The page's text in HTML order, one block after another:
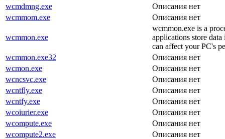
wcmdmng.exe
Описания нет
wcmmom.exe
Описания нет
wcmmon.exe
wcmmon.exe is a
applications store
can affect your PC's
wcmmon.exe32
Описания нет
wcmon.exe
Описания нет
wcncsvc.exe
Описания нет
wcntfly.exe
Описания нет
wcntfy.exe
Описания нет
wcoiurier.exe
Описания нет
wcompute.exe
Описания нет
wcompute2.exe
Описания нет